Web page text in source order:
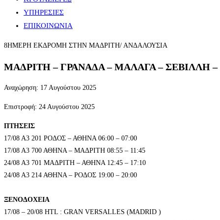
ΥΠΗΡΕΣΙΕΣ
ΕΠΙΚΟΙΝΩΝΙΑ
8ΗΜΕΡΗ ΕΚΔΡΟΜΗ ΣΤΗΝ ΜΑΔΡΙΤΗ/ ΑΝΔΑΛΟΥΣΙΑ
ΜΑΔΡΙΤΗ – ΓΡΑΝΑΔΑ – ΜΑΛΑΓΑ – ΣΕΒΙΛΛΗ
Αναχώρηση: 17 Αυγούστου 2025
Επιστροφή: 24 Αυγούστου 2025
ΠΤΗΣΕΙΣ
17/08 Α3 201 ΡΟΔΟΣ – ΑΘΗΝΑ 06:00 – 07:00
17/08 Α3 700 ΑΘΗΝΑ – ΜΑΔΡΙΤΗ 08:55 – 11:45
24/08 Α3 701 ΜΑΔΡΙΤΗ – ΑΘΗΝΑ 12:45 – 17:10
24/08 Α3 214 ΑΘΗΝΑ – ΡΟΔΟΣ 19:00 – 20:00
ΞΕΝΟΔΟΧΕΙΑ
17/08 – 20/08 HTL : GRAN VERSALLES (MADRID )